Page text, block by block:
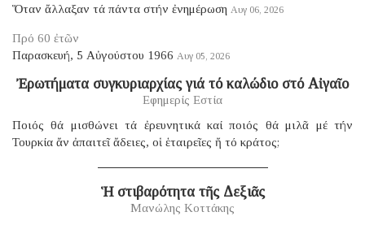
Ὅταν ἄλλαξαν τά πάντα στήν ἐνημέρωση Αυγ 06, 2026
Πρό 60 ἐτῶν
Παρασκευή, 5 Αὐγούστου 1966 Αυγ 05, 2026
Ἐρωτήματα συγκυριαρχίας γιά τό καλώδιο στό Αἰγαῖο
Εφημερίς Εστία
Ποιός θά μισθώνει τά ἐρευνητικά καί ποιός θά μιλᾶ μέ τήν
Τουρκία ἄν ἀπαιτεῖ ἄδειες, οἱ ἑταιρεῖες ἤ τό κράτος;
Ἡ στιβαρότητα τῆς Δεξιᾶς
Μανώλης Κοττάκης